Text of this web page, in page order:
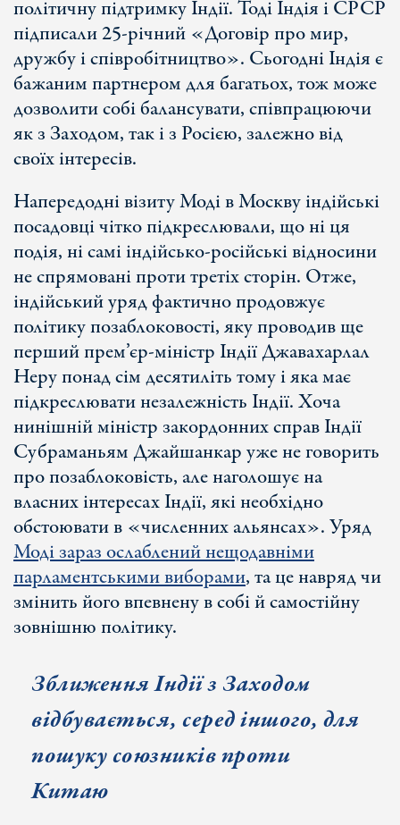
політичну підтримку Індії. Тоді Індія і СРСР
підписали 25-річний «Договір про мир,
дружбу і співробітництво». Сьогодні Індія є
бажаним партнером для багатьох, тож може
дозволити собі балансувати, співпрацюючи
як з Заходом, так і з Росією, залежно від
своїх інтересів.
Напередодні візиту Моді в Москву індійські
посадовці чітко підкреслювали, що ні ця
подія, ні самі індійсько-російські відносини
не спрямовані проти третіх сторін. Отже,
індійський уряд фактично продовжує
політику позаблоковості, яку проводив ще
перший прем’єр-міністр Індії Джавахарлал
Неру понад сім десятиліть тому і яка має
підкреслювати незалежність Індії. Хоча
нинішній міністр закордонних справ Індії
Субраманьям Джайшанкар уже не говорить
про позаблоковість, але наголошує на
власних інтересах Індії, які необхідно
обстоювати в «численних альянсах». Уряд
Моді зараз ослаблений нещодавніми
парламентськими виборами, та це навряд чи
змінить його впевнену в собі й самостійну
зовнішню політику.
Зближення Індії з Заходом
відбувається, серед іншого, для
пошуку союзників проти
Китаю